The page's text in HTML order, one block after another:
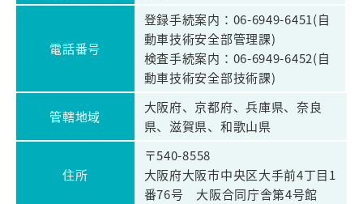
電話番号
登録手続案内：06-6949-6451(自
動車技術安全部管理課)
検査手続案内：06-6949-6452(自
動車技術安全部技術課)
管轄地域
大阪府、京都府、兵庫県、奈良
県、滋賀県、和歌山県
住所
〒540-8558
大阪府大阪市中央区大手前4丁目1
番76号 大阪合同庁舎第4号館